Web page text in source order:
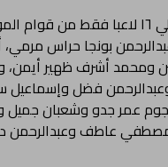
وأبقي المنيا علي ١٦ لاعبا فقط
بونجا حراس مرمي،
ومحمد أشرف ظهير أيمن،
فضل
عمر جدو وشعبان جميل
عاطف وعبدالرحمن